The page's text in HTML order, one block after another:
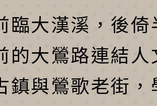
臨大漢溪，後倚
的大鶯路連結人
鎮與鶯歌老街，